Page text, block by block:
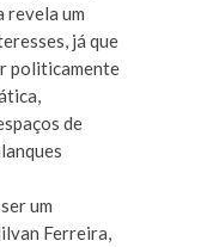
revela um
já que
politicamente
de
um
Ferreira,